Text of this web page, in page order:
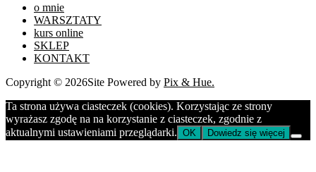
o mnie
WARSZTATY
kurs online
SKLEP
KONTAKT
Copyright © 2026Site Powered by Pix & Hue.
Ta strona używa ciasteczek (cookies). Korzystając ze strony
wyrażasz zgodę na na korzystanie z ciasteczek, zgodnie z
aktualnymi ustawieniami przeglądarki. OK Dowiedz się więcej